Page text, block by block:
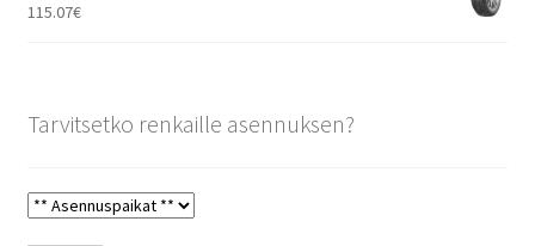
115.07€
Tarvitsetko renkaille asennuksen?